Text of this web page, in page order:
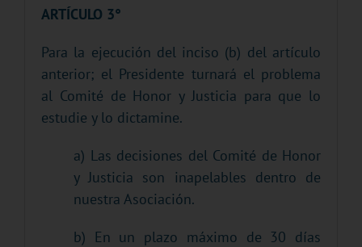
ARTÍCULO 3°
Para la ejecución del inciso (b) del artículo
anterior; el Presidente turnará el problema
al Comité de Honor y Justicia para que lo
estudie y lo dictamine.
a) Las decisiones del Comité de Honor
y Justicia son inapelables dentro de
nuestra Asociación.
b) En un plazo máximo de 30 días